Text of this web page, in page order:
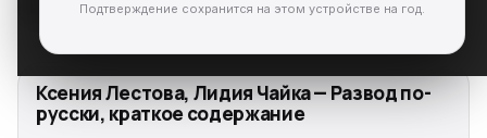
Подтверждение сохранится на этом устройстве на год.
Ксения Лестова, Лидия Чайка — Развод по-
русски, краткое содержание